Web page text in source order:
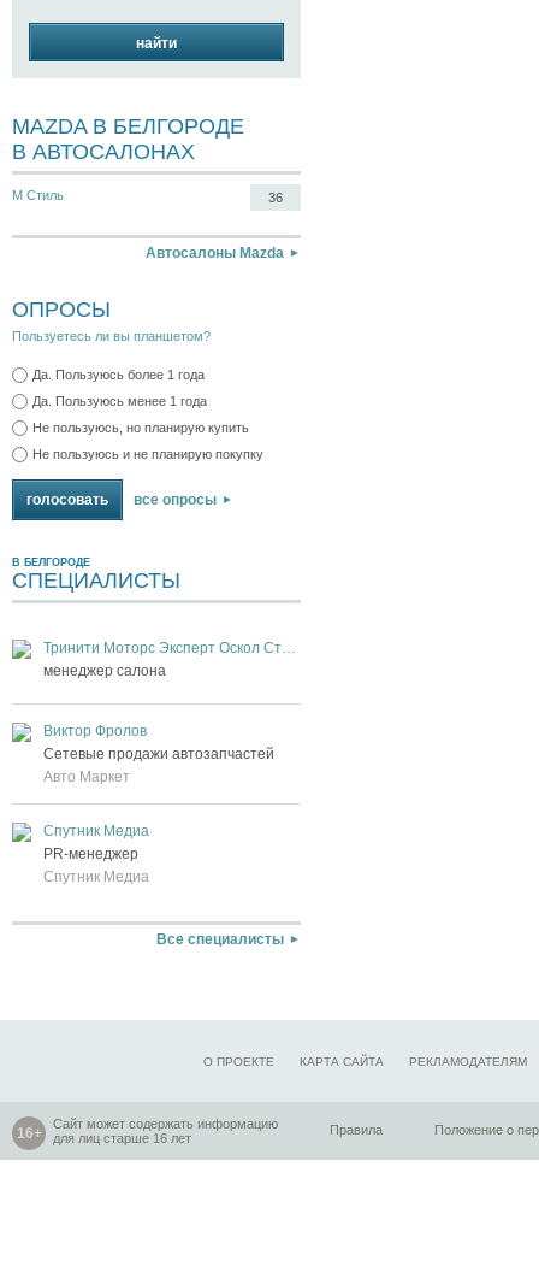
найти
MAZDA В БЕЛГОРОДЕ
В АВТОСАЛОНАХ
М Стиль 36
Автосалоны Mazda
ОПРОСЫ
Пользуетесь ли вы планшетом?
Да. Пользуюсь более 1 года
Да. Пользуюсь менее 1 года
Не пользуюсь, но планирую купить
Не пользуюсь и не планирую покупку
все опросы
В БЕЛГОРОДЕ
СПЕЦИАЛИСТЫ
Тринити Моторс Эксперт Оскол Старый Оскол
менеджер салона
Виктор Фролов
Сетевые продажи автозапчастей
Авто Маркет
Спутник Медиа
PR-менеджер
Спутник Медиа
Все специалисты
О ПРОЕКТЕ КАРТА САЙТА РЕКЛАМОДАТЕЛЯМ
Сайт может содержать информацию
для лиц старше 16 лет
Правила Положение о